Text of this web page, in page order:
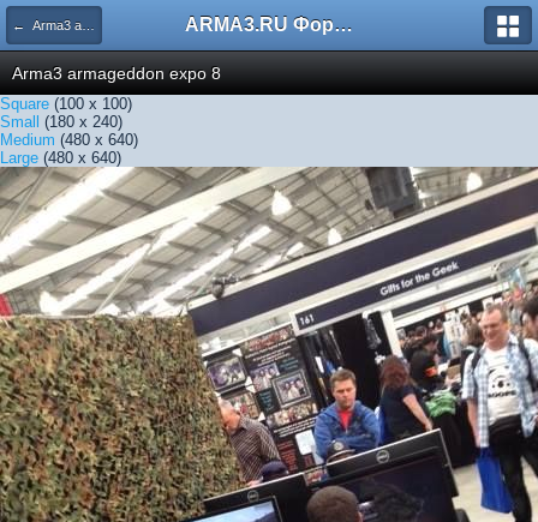
← Arma3 armageddon expo 8 ARMA3.RU Форум
Arma3 armageddon expo 8
Square (100 x 100)
Small (180 x 240)
Medium (480 x 640)
Large (480 x 640)